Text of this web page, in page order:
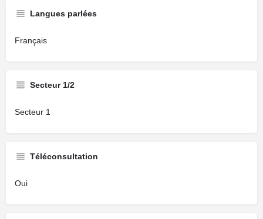
Langues parlées
Français
Secteur 1/2
Secteur 1
Téléconsultation
Oui